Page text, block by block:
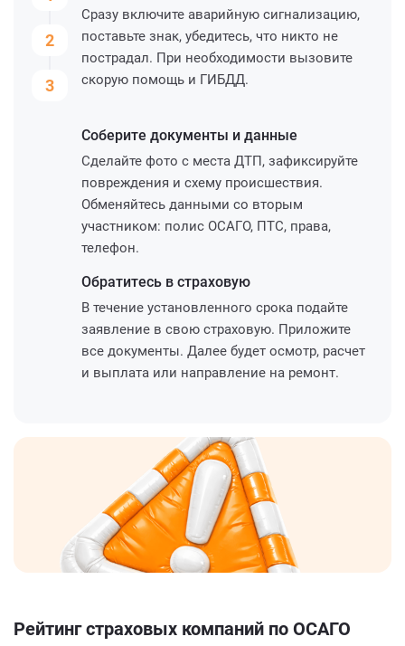
2
3
Сразу включите аварийную сигнализацию,
поставьте знак, убедитесь, что никто не
пострадал. При необходимости вызовите
скорую помощь и ГИБДД.
Соберите документы и данные
Сделайте фото с места ДТП, зафиксируйте
повреждения и схему происшествия.
Обменяйтесь данными со вторым
участником: полис ОСАГО, ПТС, права,
телефон.
Обратитесь в страховую
В течение установленного срока подайте
заявление в свою страховую. Приложите
все документы. Далее будет осмотр, расчет
и выплата или направление на ремонт.
Рейтинг страховых компаний по ОСАГО